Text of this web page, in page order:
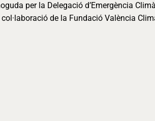
per la Delegació d’Emergència
de la Fundació València